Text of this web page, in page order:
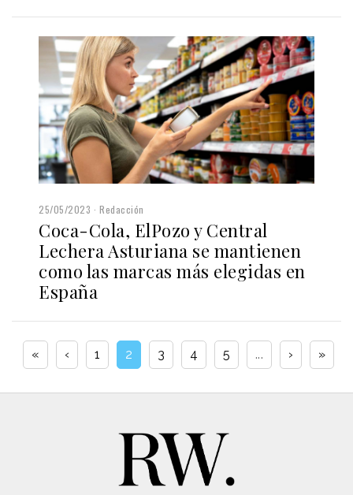
25/05/2023 Redacción
Coca-Cola, ElPozo y Central
Lechera Asturiana se mantienen
como las marcas más elegidas en
España
« ‹ 1 2 3 4 5 ... › »